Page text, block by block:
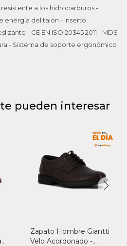
a los hidrocarburos -
energía del talón - inserto
- CE EN ISO 20345 2011 - MDS
- Sistema de soporte ergonómico
pueden interesar
-
Zapato Hombre Giantti
Velo Acordonado -